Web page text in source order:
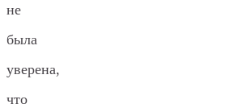
не
была
уверена,
что